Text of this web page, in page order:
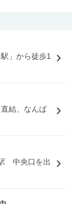
」から徒歩1
結、なんば
中央口を出